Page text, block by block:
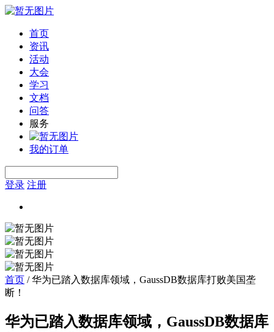
首页
资讯
活动
大会
学习
文档
问答
服务
我的订单
登录 注册
首页 /华为已踏入数据库领域，GaussDB数据库打败美国垄
断！
华为已踏入数据库领域，GaussDB数据库